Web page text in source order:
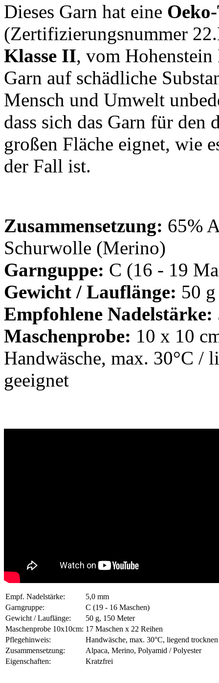
Dieses Garn hat eine
(Zertifizierungsnummer
Klasse II, vom Hohenstein
Garn auf schädliche
Mensch und Umwelt
dass sich das Garn für
großen Fläche eignet, wie
der Fall ist.
Zusammensetzung: 65%
Schurwolle (Merino)
Garnguppe: C (16 - 19
Gewicht / Lauflänge: 50
Empfohlene Nadelstärke:
Maschenprobe: 10 x 10
Handwäsche, max. 30°C /
geeignet
Empf. Nadelstärke:
5,0 mm
Garngruppe:
C (19 - 16 Maschen)
Gewicht / Lauflänge:
50 g, 150 Meter
Maschenprobe 10x10cm: 17 Maschen x 22 Reihen
Pflegehinweis:
Handwäsche, max. 30°C, liegend trocknen
Zusammensetzung:
Alpaca, Merino, Polyamid / Polyester
Eigenschaften:
Kratzfrei